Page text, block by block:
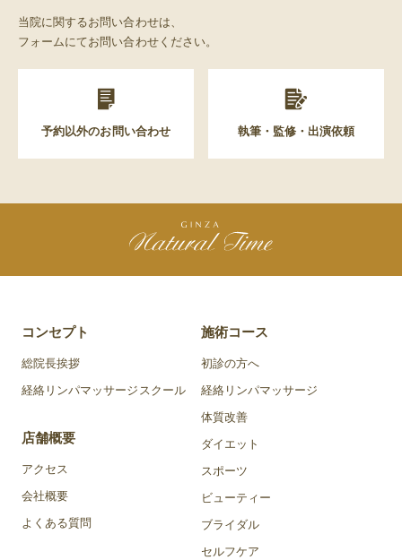
当院に関するお問い合わせは、
フォームにてお問い合わせください。
予約以外のお問い合わせ 執筆・監修・出演依頼
コンセプト
総院長挨拶
経絡リンパマッサージスクール
店舗概要
アクセス
会社概要
よくある質問
施術コース
初診の方へ
経絡リンパマッサージ
体質改善
ダイエット
スポーツ
ビューティー
ブライダル
セルフケア